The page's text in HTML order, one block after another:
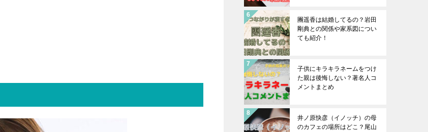
團遥香は結婚してるの？岩田
剛典との関係や家系図につい
ても紹介！
子供にキラキラネームをつけ
た親は後悔しない？著名人コ
メントまとめ
井ノ原快彦（イノッチ）の母
のカフェの場所はどこ？尾山